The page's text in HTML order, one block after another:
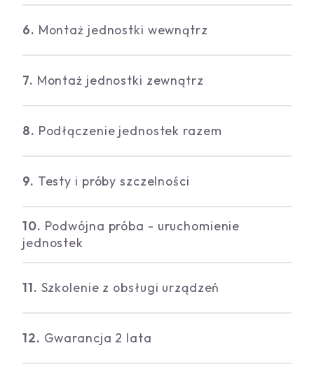
6. Montaż jednostki wewnątrz
7. Montaż jednostki zewnątrz
8. Podłączenie jednostek razem
9. Testy i próby szczelności
10. Podwójna próba - uruchomienie
jednostek
11. Szkolenie z obsługi urządzeń
12. Gwarancja 2 lata